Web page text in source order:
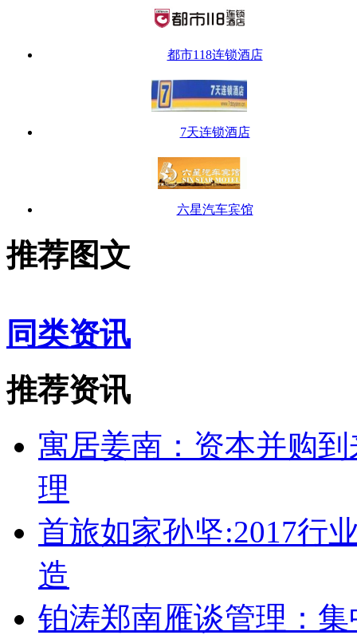
都市118连锁酒店
7天连锁酒店
六星汽车宾馆
推荐图文
同类资讯
推荐资讯
寓居姜南：资本并购
理
首旅如家孙坚:2017行
造
铂涛郑南雁谈管理：